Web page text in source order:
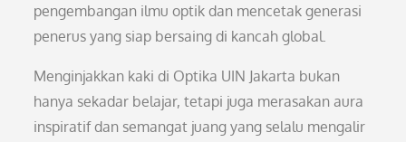
pengembangan ilmu optik dan mencetak generasi
penerus yang siap bersaing di kancah global.
Menginjakkan kaki di Optika UIN Jakarta bukan
hanya sekadar belajar, tetapi juga merasakan aura
inspiratif dan semangat juang yang selalu mengalir